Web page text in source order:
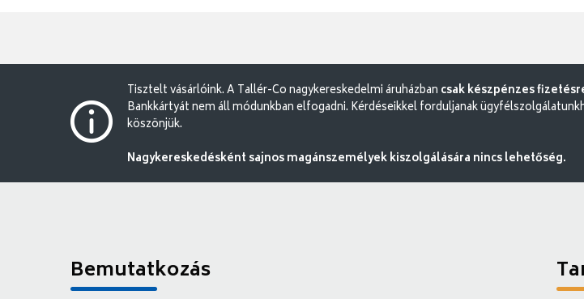
Tisztelt vásárlóink. A Tallér-Co nagykereskedelmi áruházban csak készpénzes
Bankkártyát nem áll módunkban elfogadni. Kérdéseikkel forduljanak
köszönjük.
Nagykereskedésként sajnos magánszemélyek kiszolgálására nincs lehetőség.
Bemutatkozás